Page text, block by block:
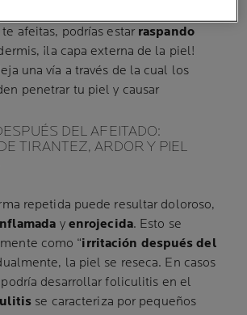
afeitas, podrías estar raspando
¡la capa externa de la piel!
una vía a través de la cual los
penetrar tu piel y causar
DEL AFEITADO:
TIRANTEZ, ARDOR Y PIEL
repetida puede resultar doloroso,
y enrojecida. Esto se
como “irritación después del
la piel se reseca. En casos
podría desarrollar foliculitis en el
se caracteriza por pequeños